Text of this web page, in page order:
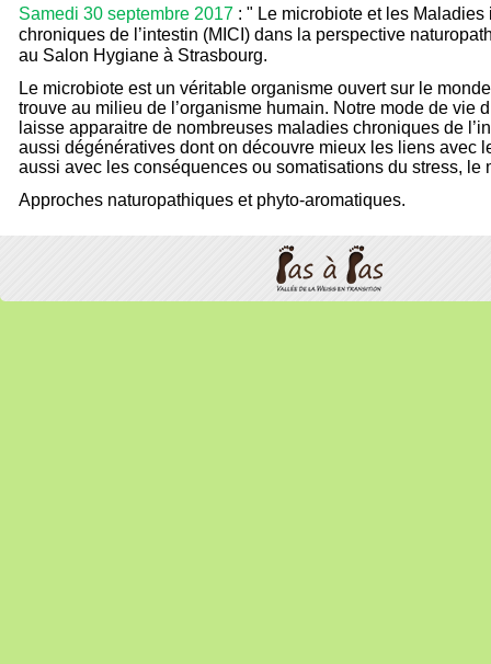
Samedi 30 septembre 2017 : " Le microbiote et les Maladies
chroniques de l’intestin (MICI) dans la perspective
au Salon Hygiane à Strasbourg.
Le microbiote est un véritable organisme ouvert sur le
trouve au milieu de l’organisme humain. Notre mode de vie
laisse apparaitre de nombreuses maladies chroniques de
aussi dégénératives dont on découvre mieux les liens avec
aussi avec les conséquences ou somatisations du stress, le
Approches naturopathiques et phyto-aromatiques.